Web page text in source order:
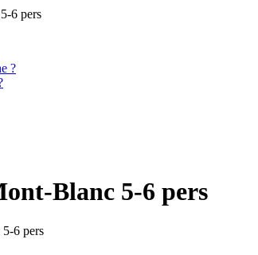
6 pers
?
Blanc 5-6 pers